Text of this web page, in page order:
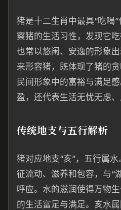
猪是十二生肖中最具“吃喝
察猪的生活习性，发现它
也常以悠闲、安逸的形象
来形容猪，既体现了猪的
民间形象中的富裕与满足
盈，还代表生活无忧无虑、
传统地支与五行解析
猪对应地支“亥”，五行属
征流动、滋养和包容，与“
呼应。水的滋润使得万物
的生活富足与满足。亥水